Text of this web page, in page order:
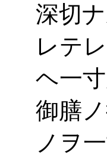
深切
レテ
ヘ一
御膳
ノヲ